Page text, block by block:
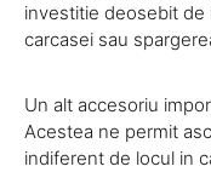
investitie deosebit de
carcasei sau
Un alt accesoriu
Acestea ne permit
indiferent de locul in